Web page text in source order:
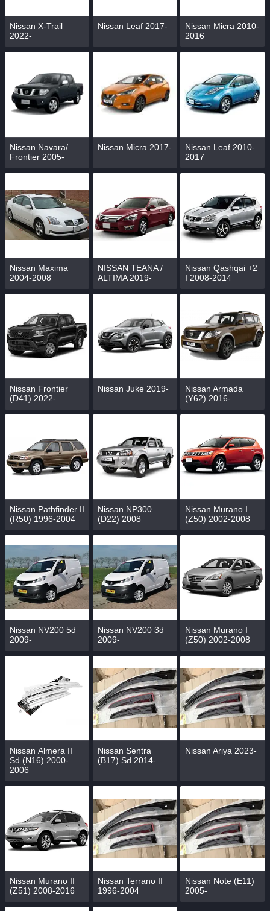
Nissan X-Trail
2022-
Nissan Leaf 2017-
Nissan Micra 2010-
2016
Nissan Navara/
Frontier 2005-
Nissan Micra 2017-
Nissan Leaf 2010-
2017
Nissan Maxima
2004-2008
NISSAN TEANA /
ALTIMA 2019-
Nissan Qashqai +2
I 2008-2014
Nissan Frontier
(D41) 2022-
Nissan Juke 2019-
Nissan Armada
(Y62) 2016-
Nissan Pathfinder II
(R50) 1996-2004
Nissan NP300
(D22) 2008
Nissan Murano I
(Z50) 2002-2008
Nissan NV200 5d
2009-
Nissan NV200 3d
2009-
Nissan Murano I
(Z50) 2002-2008
Nissan Аlmera II
Sd (N16) 2000-
2006
Nissan Sentra
(B17) Sd 2014-
Nissan Ariya 2023-
Nissan Murano II
(Z51) 2008-2016
Nissan Terrano II
1996-2004
Nissan Note (E11)
2005-